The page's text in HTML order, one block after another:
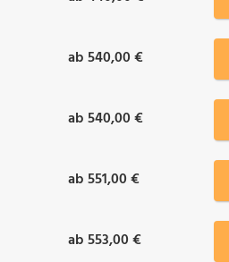
ab 540,00 €
ab 540,00 €
ab 551,00 €
ab 553,00 €